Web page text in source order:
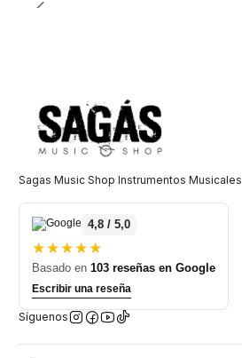
Sagas Music Shop Instrumentos Musicales
4,8 / 5,0
★★★★★
Basado en 103 reseñas en Google
Escribir una reseña
Síguenos